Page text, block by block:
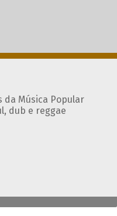
da Música Popular
dub e reggae